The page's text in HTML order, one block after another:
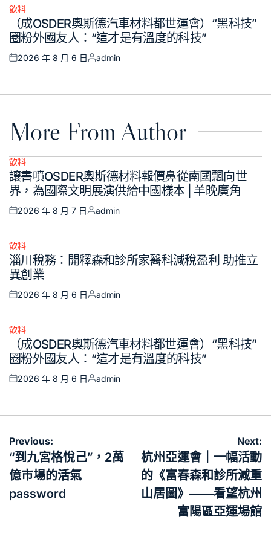
Posted
飲料
（成OSDER奧斯德汽車材料都世運會）“黑科技”
圈粉外國友人：“這才是有溫度的科技”
Posted
2026 年 8 月 6 日
Posted
admin
More From Author
Posted
in
飲料
讓書噴OSDER奧斯德材料報價鼻從南國飄向世
界，為國際文明展演供給中國樣本 | 羊晚廣角
Posted
2026 年 8 月 7 日
Posted
admin
Posted
in
飲料
淄川稅務：開釋森和診所家醫科減稅盈利 助推立
異創業
Posted
2026 年 8 月 6 日
Posted
admin
Posted
飲料
（成OSDER奧斯德汽車材料都世運會）“黑科技”
圈粉外國友人：“這才是有溫度的科技”
Posted
2026 年 8 月 6 日
Posted
admin
文
章
導
覽
Previous:
“到九宮格悅己”，2萬
億市場的活氣
password
Next:
杭州亞運會｜一幅活動
的《富春森和診所減重
山居圖》——看望杭州
富陽區亞運場館